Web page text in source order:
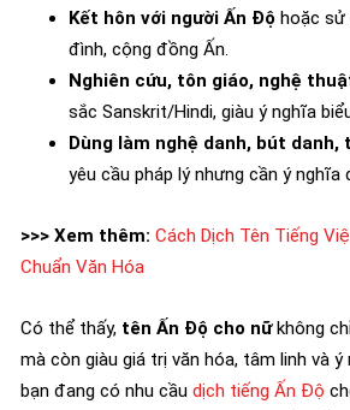
Kết hôn với người Ấn Độ hoặc
đình, cộng đồng Ấn.
Nghiên cứu, tôn giáo, nghệ
sắc Sanskrit/Hindi, giàu ý nghĩa
Dùng làm nghệ danh, bút
yêu cầu pháp lý nhưng cần ý nghĩa
>>> Xem thêm: Cách Dịch Tên Tiếng
Chuẩn Văn Hóa
Có thể thấy, tên Ấn Độ cho nữkhông
mà còn giàu giá trị văn hóa, tâm linh và
bạn đang có nhu cầu dịch tiếng Ấn Độ